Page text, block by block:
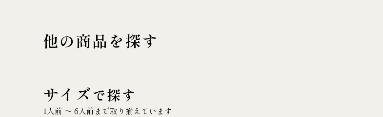
他の商品を探す
サイズで探す
1人前 〜 6人前まで取り揃えています